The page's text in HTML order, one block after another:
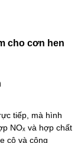
cho cơn hen
tiếp, mà hình
NOₓ và hợp chất
cộ và công